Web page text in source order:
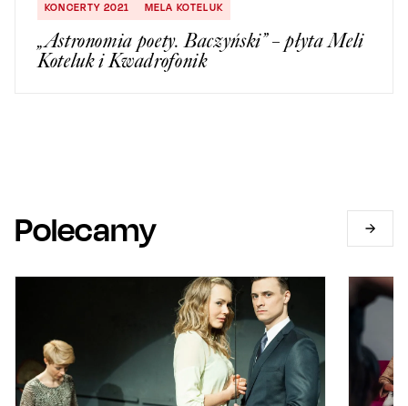
KONCERTY 2021 MELA KOTELUK
„Astronomia poety. Baczyński” – płyta Meli
Koteluk i Kwadrofonik
Polecamy